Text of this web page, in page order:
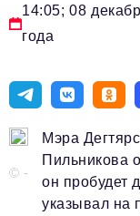
Новости
ИННОПРОМ
Топ-100
Авторские
Видео
14:05; 08
года
© -
Мэра
Пильникова
он пробудет
указывал на